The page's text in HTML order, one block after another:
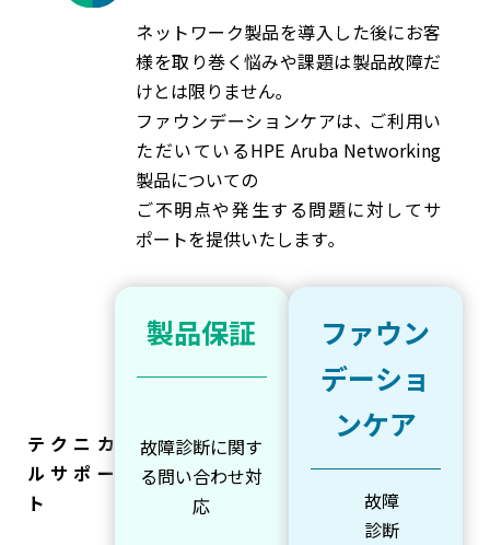
ネットワーク製品を導入した後にお客
様を取り巻く悩みや課題は製品故障だ
けとは限りません｡
ファウンデーションケアは､ ご利用い
ただいているHPE Aruba Networking
製品についての
ご不明点や発生する問題に対してサ
ポートを提供いたします｡
テクニカ
ルサポー
ト
製品保証
故障診断に関す
る問い合わせ対
応
ファウン
デーショ
ンケア
故障
診断